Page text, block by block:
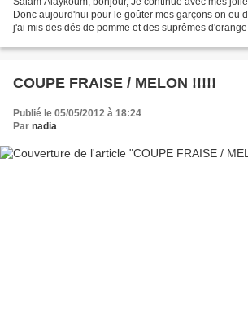
Donc aujourd'hui pour le goûter mes garçons on eu
j'ai mis des dés de pomme et des suprêmes
COUPE FRAISE / MELON !!!!!
Publié le 05/05/2012 à 18:24
Par nadia